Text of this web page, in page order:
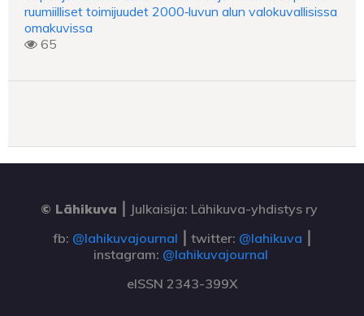
ruumiilliset toimijuudet 2000‑luvun alun valokuvallisissa
omakuvissa
65
© Lähikuva
Julkaisija: Lähikuva-yhdistys ry
fb: @lahikuvajournal ⎮ twitter: @lahikuva
instagram: @lahikuvajournal
eISSN 2343-399X